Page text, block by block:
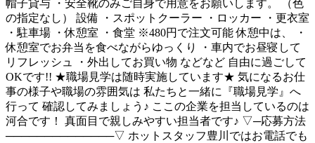
帽子貸与 ・安全靴のみご自身で用意をお願いします。 （色
の指定なし） 設備 ・スポットクーラー ・ロッカー ・更衣室
・駐車場 ・休憩室 ・食堂 ※480円で注文可能 休憩中は、 ・
休憩室でお弁当を食べながらゆっくり ・車内でお昼寝して
リフレッシュ ・外出してお買い物 などなど 自由に過ごして
OKです!! ★職場見学は随時実施しています★ 気になるお仕
事の様子や職場の雰囲気は 私たちと一緒に『職場見学』へ
行って 確認してみましょう♪ ここの企業を担当しているのは
河合です！ 真面目で親しみやすい担当者です♪ ▽─応募方法
──────────────▽ ホットスタッフ豊川ではお電話でも